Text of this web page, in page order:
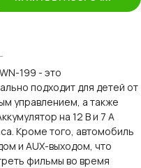
199 - это
подходит для детей от
управлением, а также
на 12 В и 7 А
Кроме того, автомобиль
и AUX-выходом, что
фильмы во время